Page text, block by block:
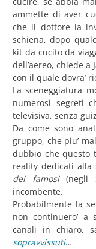
ammette di aver
che il dottore la
schiena, dopo
kit da cucito da
dell’aereo, chiede a
con il quale dovra’
La sceneggiatura
numerosi segreti
televisiva, senza
Da come sono
gruppo, che piu’
dubbio che questo
reality dedicati alla
dei famosi(negli
incombente.
Probabilmente la
non continuero’ a
canali in chiaro,
sopravvissuti…